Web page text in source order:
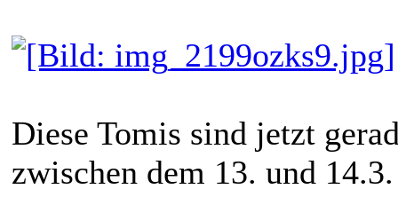
Diese Tomis sind jetzt
zwischen dem 13. und 14.3.